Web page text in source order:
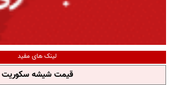
لینک های مفید
قیمت شیشه سکوریت